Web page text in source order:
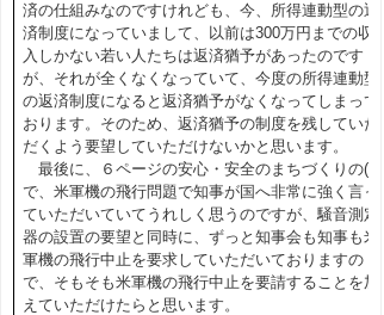
済の仕組みなのですけれども、今、所得連動型の返
済制度になっていまして、以前は300万円までの収
入しかない若い人たちは返済猶予があったのです
が、それが全くなくなっていて、今度の所得連動型
の返済制度になると返済猶予がなくなってしまって
おります。そのため、返済猶予の制度を残していた
だくよう要望していただけないかと思います。
最後に、６ページの安心・安全のまちづくりの(5)
で、米軍機の飛行問題で知事が国へ非常に強く言っ
ていただいていてうれしく思うのですが、騒音測定
器の設置の要望と同時に、ずっと知事会も知事も米
軍機の飛行中止を要求していただいておりますの
で、そもそも米軍機の飛行中止を要請することを加
えていただけたらと思います。